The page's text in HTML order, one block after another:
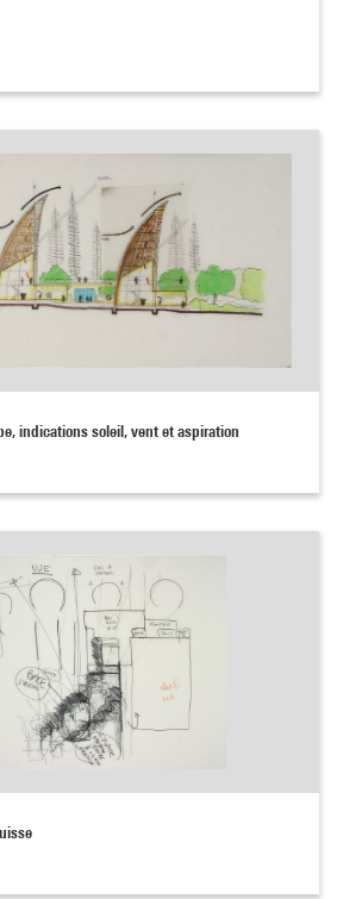
indications soleil, vent et aspiration